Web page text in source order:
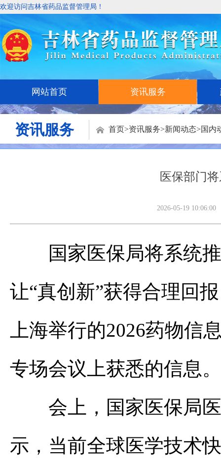
欢迎访问吉林省药品监督管理局！
网站首页 资讯服务
资讯服务 首页>资讯服务>新闻动态>国内
医保部门
2026-05-19
国家医保局将系统
让“真创新”获得合理回
上海举行的2026药物
专场会议上获悉的信息。
会上，国家医保局医
示，当前全球医学技术